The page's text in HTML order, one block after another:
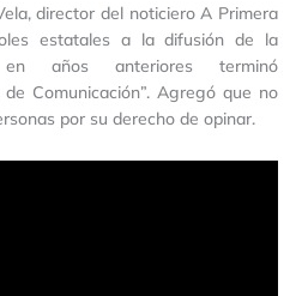
director del noticiero A Primera
estatales a la difusión de la
años anteriores terminó
Comunicación”. Agregó que no
por su derecho de opinar.